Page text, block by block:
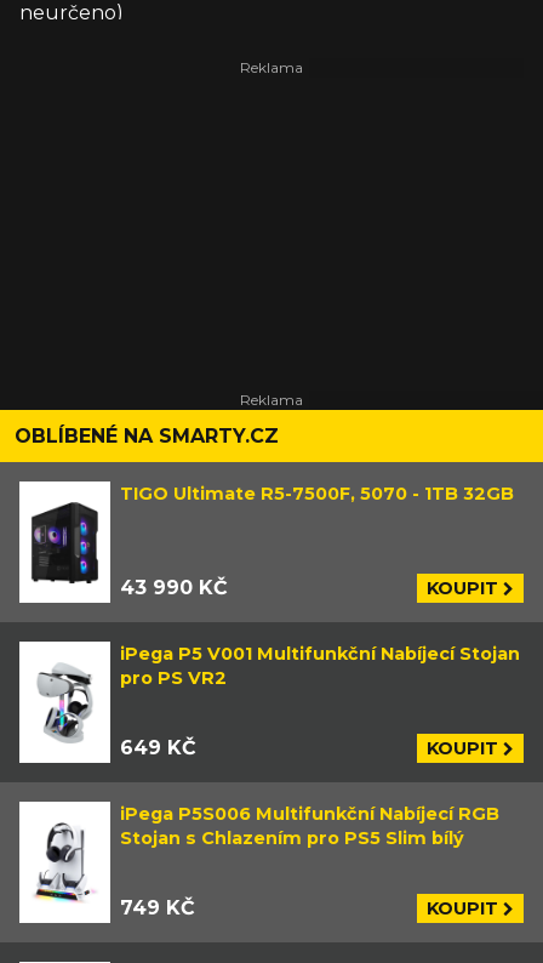
neurčeno)
OBLÍBENÉ NA SMARTY.CZ
TIGO Ultimate R5-7500F, 5070 - 1TB 32GB
43 990 KČ KOUPIT
iPega P5 V001 Multifunkční Nabíjecí Stojan
pro PS VR2
649 KČ KOUPIT
iPega P5S006 Multifunkční Nabíjecí RGB
Stojan s Chlazením pro PS5 Slim bílý
749 KČ KOUPIT